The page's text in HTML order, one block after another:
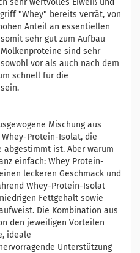
sehr wertvolles Eiweiß und
"Whey" bereits verrät, von
Anteil an essentiellen
sehr gut zum Aufbau
sind sehr
vor als auch nach dem
schnell für die
Mischung aus
Protein-Isolat, die
ist. Aber warum
einfach: Whey Protein-
leckeren Geschmack und
Whey-Protein-Isolat
Fettgehalt sowie
Die Kombination aus
den jeweiligen Vorteilen
ideale
Unterstützung